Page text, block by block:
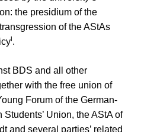
the presidium of the
of the AStAs
i.
BDS and all other
with the free union of
Forum of the German-
Union, the AStA of
and several parties’ related